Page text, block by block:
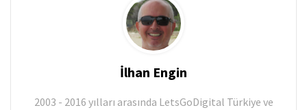
İlhan Engin
2003 - 2016 yılları arasında LetsGoDigital Türkiye ve